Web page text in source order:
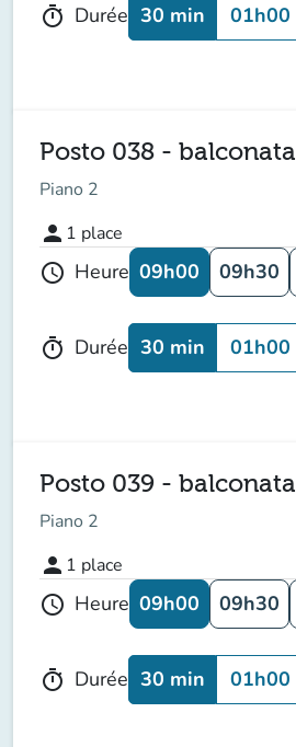
timer Durée 30 min 01h00
Posto 038 - balconata
Piano 2
person 1 place
schedule Heure 09h00 09h30
timer Durée 30 min 01h00
Posto 039 - balconata
Piano 2
person 1 place
schedule Heure 09h00 09h30
timer Durée 30 min 01h00